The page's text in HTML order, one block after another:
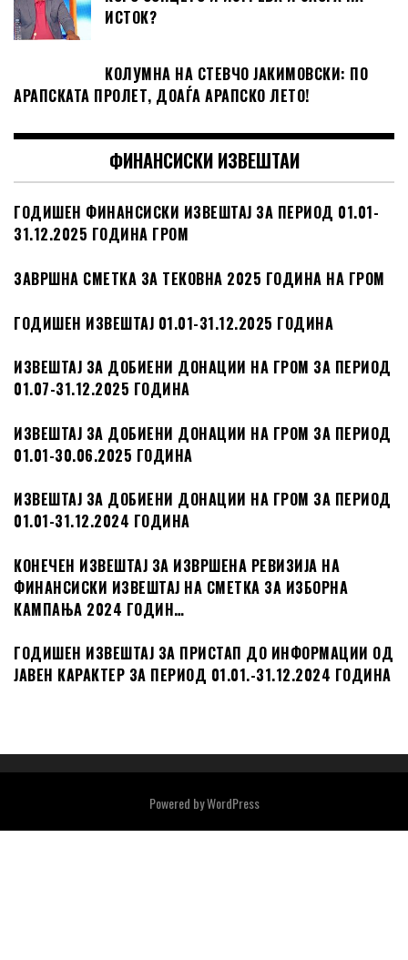
ИСТОК?
КОЛУМНА НА СТЕВЧО ЈАКИМОВСКИ: ПО
АРАПСКАТА ПРОЛЕТ, ДОАЃА АРАПСКО ЛЕТО!
ФИНАНСИСКИ ИЗВЕШТАИ
ГОДИШЕН ФИНАНСИСКИ ИЗВЕШТАЈ ЗА ПЕРИОД 01.01-
31.12.2025 ГОДИНА ГРОМ
ЗАВРШНА СМЕТКА ЗА ТЕКОВНА 2025 ГОДИНА НА ГРОМ
ГОДИШЕН ИЗВЕШТАЈ 01.01-31.12.2025 ГОДИНА
ИЗВЕШТАЈ ЗА ДОБИЕНИ ДОНАЦИИ НА ГРОМ ЗА ПЕРИОД
01.07-31.12.2025 ГОДИНА
ИЗВЕШТАЈ ЗА ДОБИЕНИ ДОНАЦИИ НА ГРОМ ЗА ПЕРИОД
01.01-30.06.2025 ГОДИНА
ИЗВЕШТАЈ ЗА ДОБИЕНИ ДОНАЦИИ НА ГРОМ ЗА ПЕРИОД
01.01-31.12.2024 ГОДИНА
КОНЕЧЕН ИЗВЕШТАЈ ЗА ИЗВРШЕНА РЕВИЗИЈА НА
ФИНАНСИСКИ ИЗВЕШТАЈ НА СМЕТКА ЗА ИЗБОРНА
КАМПАЊА 2024 ГОДИН…
ГОДИШЕН ИЗВЕШТАЈ ЗА ПРИСТАП ДО ИНФОРМАЦИИ ОД
ЈАВЕН КАРАКТЕР ЗА ПЕРИОД 01.01.-31.12.2024 ГОДИНА
Powered byWordPress